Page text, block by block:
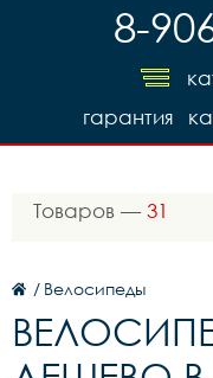
8-
гарантия
Товаров — 31
/ Велосипеды